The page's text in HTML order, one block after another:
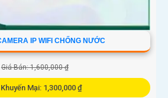
IP WIFI CHỐNG NƯỚC
Giá Bán: 1,600,000 ₫
Mại: 1,300,000 ₫